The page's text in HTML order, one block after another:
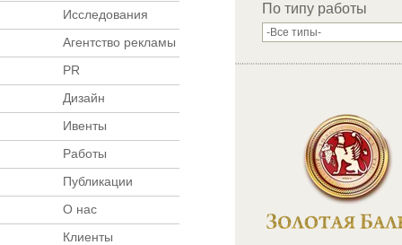
Исследования
Агентство рекламы
PR
Дизайн
Ивенты
Работы
Публикации
О нас
Клиенты
По типу работы